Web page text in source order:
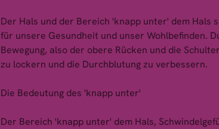
Der Hals und der Bereich 'knapp unter' dem Hals
für unsere Gesundheit und unser Wohlbefinden.
Bewegung, also der obere Rücken und die
zu lockern und die Durchblutung zu verbessern.
Die Bedeutung des 'knapp unter'
Der Bereich 'knapp unter' dem Hals,